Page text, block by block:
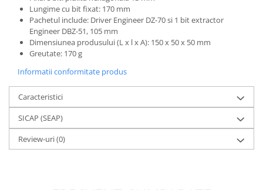
Lungime cu bit fixat: 170 mm
Pachetul include: Driver Engineer DZ-70 si 1 bit extractor
Engineer DBZ-51, 105 mm
Dimensiunea produsului (L x l x A): 150 x 50 x 50 mm
Greutate: 170 g
Informatii conformitate produs
Caracteristici
SICAP (SEAP)
Review-uri(0)